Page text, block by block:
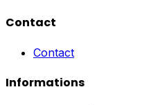
Contact
Contact
Informations